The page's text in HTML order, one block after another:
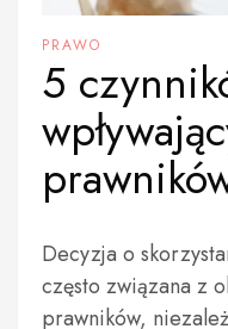
PRAWO
5
Decyzja o
często związana z
prawników,